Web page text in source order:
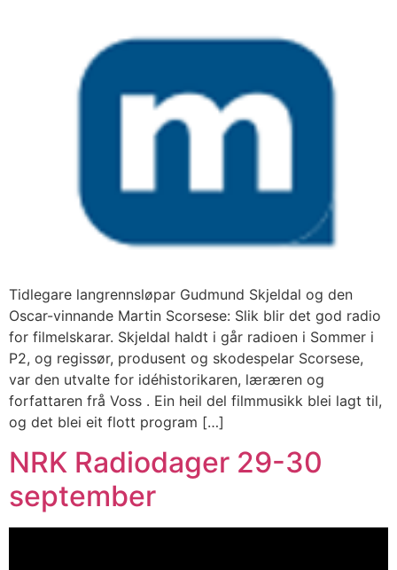
Tidlegare langrennsløpar Gudmund Skjeldal og den
Oscar-vinnande Martin Scorsese: Slik blir det god radio
for filmelskarar. Skjeldal haldt i går radioen i Sommer i
P2, og regissør, produsent og skodespelar Scorsese,
var den utvalte for idéhistorikaren, læræren og
forfattaren frå Voss . Ein heil del filmmusikk blei lagt til,
og det blei eit flott program […]
NRK Radiodager 29-30
september